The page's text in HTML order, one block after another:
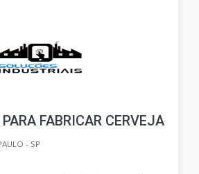
FABRICAR CERVEJA
- SP